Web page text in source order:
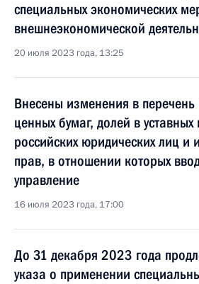
специальных экономических
внешнеэкономической
20 июля 2023 года, 13:25
Внесены изменения в перечень
ценных бумаг, долей в уставных
российских юридических лиц и
прав, в отношении которых
управление
16 июля 2023 года, 17:00
До 31 декабря 2023 года
указа о применении